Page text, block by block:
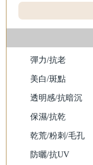
彈力/抗老
美白/斑點
透明感/抗暗沉
保濕/抗乾
乾荒/粉刺/毛孔
防曬/抗UV